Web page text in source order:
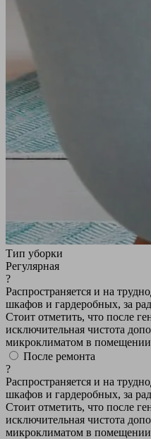
Тип уборки
Регулярная
?
Распространяется и на
шкафов и гардеробных, за
Стоит отметить, что после
исключительная чистота
микроклиматом в
После ремонта
?
Распространяется и на
шкафов и гардеробных, за
Стоит отметить, что после
исключительная чистота
микроклиматом в